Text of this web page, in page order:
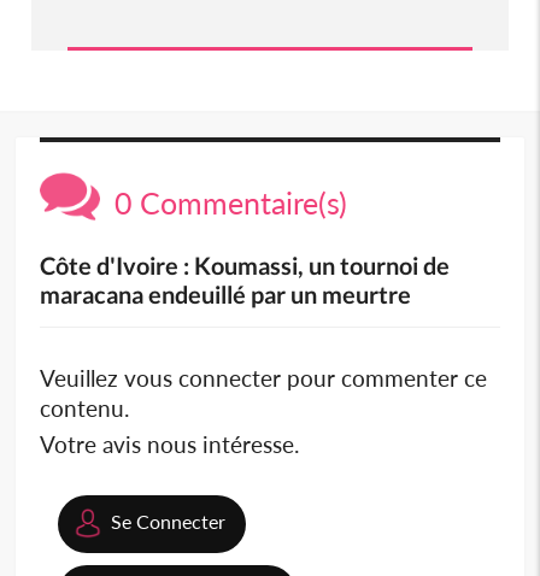
0 Commentaire(s)
Côte d'Ivoire : Koumassi, un tournoi de
maracana endeuillé par un meurtre
Veuillez vous connecter pour commenter ce
contenu.
Votre avis nous intéresse.
Se Connecter